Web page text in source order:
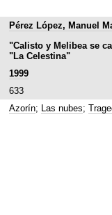
Pérez López, Manuel
"Calisto y Melibea se
"La Celestina"
1999
633
Azorín; Las nubes;